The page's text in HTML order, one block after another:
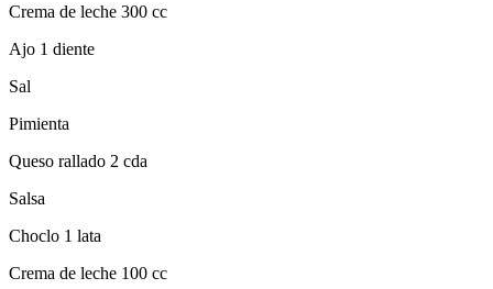
Crema de leche 300 cc
Ajo 1 diente
Sal
Pimienta
Queso rallado 2 cda
Salsa
Choclo 1 lata
Crema de leche 100 cc